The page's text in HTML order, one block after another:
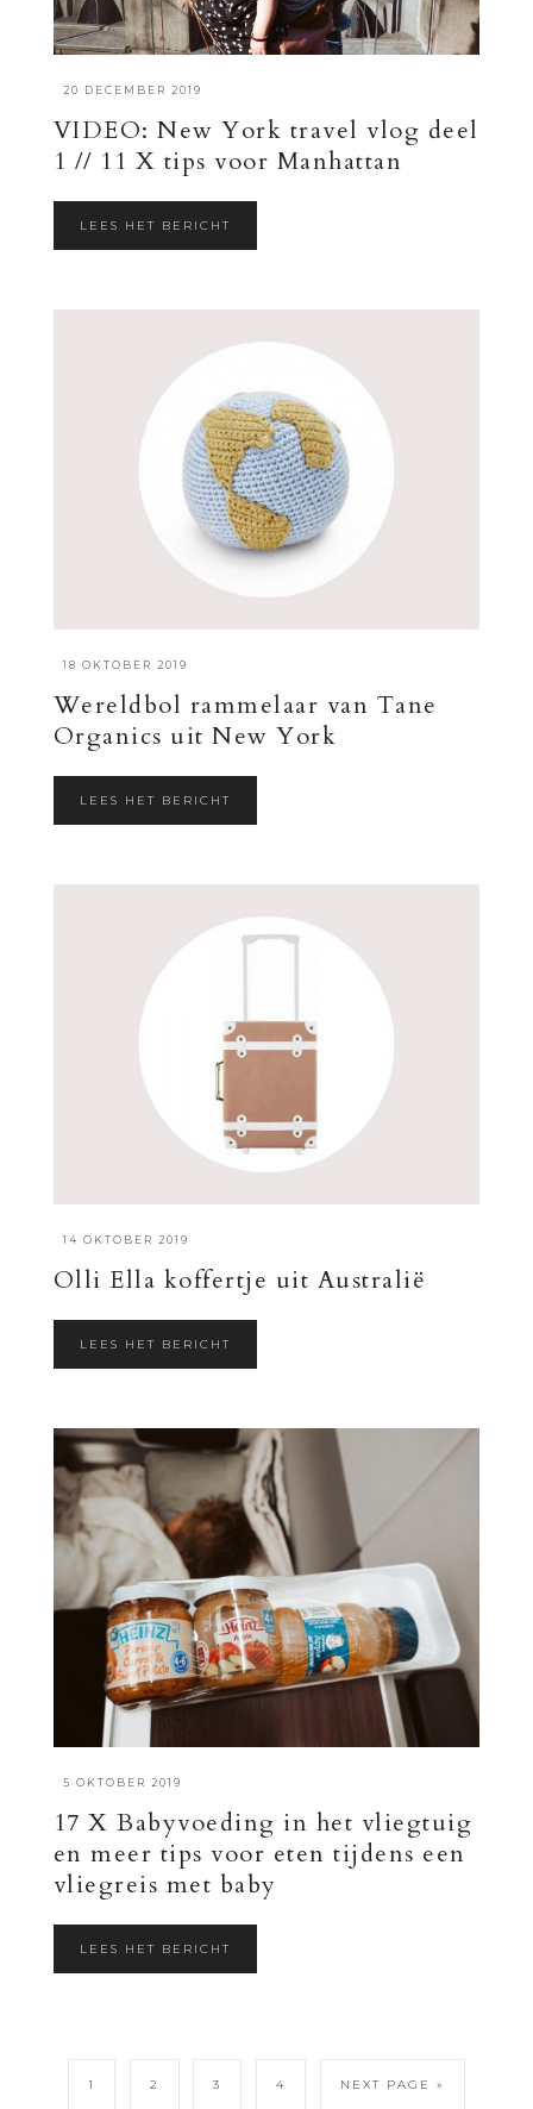
20 DECEMBER 2019
VIDEO: New York travel vlog deel
1 // 11 X tips voor Manhattan
LEES HET BERICHT
·18 OKTOBER 2019
Wereldbol rammelaar van Tane
Organics uit New York
LEES HET BERICHT
·14 OKTOBER 2019
Olli Ella koffertje uit Australië
LEES HET BERICHT
5 OKTOBER 2019
17 X Babyvoeding in het vliegtuig
en meer tips voor eten tijdens een
vliegreis met baby
LEES HET BERICHT
1 2 3 4 NEXT PAGE »